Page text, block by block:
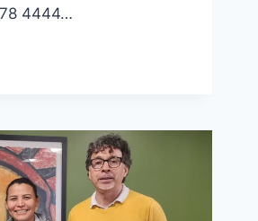
4444…